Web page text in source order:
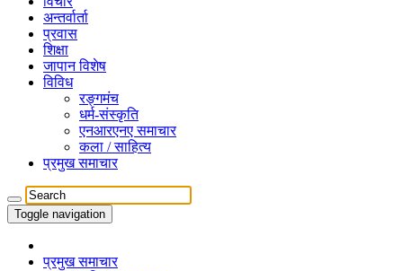
अन्तर्वार्ता
प्रवास
शिक्षा
जापान विशेष
विविध
रङ्गमंच
धर्म-संस्कृति
एनआरएनए समाचार
कला / साहित्य
प्रमुख समाचार
Toggle navigation
प्रमुख समाचार